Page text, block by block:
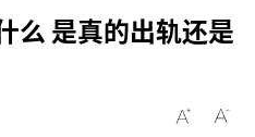
么 是真的出轨还是